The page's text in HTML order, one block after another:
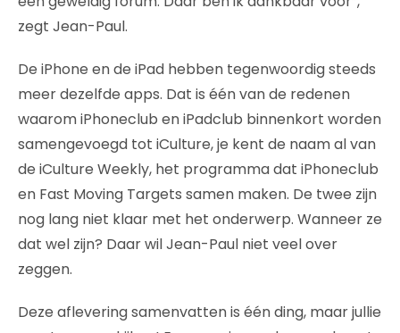
zegt Jean-Paul.
De iPhone en de iPad hebben tegenwoordig steeds
meer dezelfde apps. Dat is één van de redenen
waarom iPhoneclub en iPadclub binnenkort worden
samengevoegd tot iCulture, je kent de naam al van
de iCulture Weekly, het programma dat iPhoneclub
en Fast Moving Targets samen maken. De twee zijn
nog lang niet klaar met het onderwerp. Wanneer ze
dat wel zijn? Daar wil Jean-Paul niet veel over
zeggen.
Deze aflevering samenvatten is één ding, maar jullie